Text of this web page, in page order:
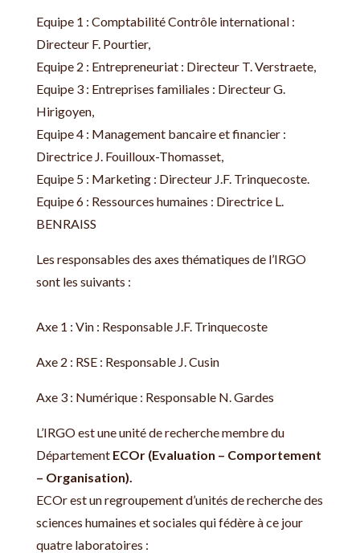
Equipe 1 : Comptabilité Contrôle international :
Directeur F. Pourtier,
Equipe 2 : Entrepreneuriat : Directeur T. Verstraete,
Equipe 3 : Entreprises familiales : Directeur G.
Hirigoyen,
Equipe 4 : Management bancaire et financier :
Directrice J. Fouilloux-Thomasset,
Equipe 5 : Marketing : Directeur J.F. Trinquecoste.
Equipe 6 : Ressources humaines : Directrice L.
BENRAISS
Les responsables des axes thématiques de l’IRGO
sont les suivants :
Axe 1 : Vin : Responsable J.F. Trinquecoste
Axe 2 : RSE : Responsable J. Cusin
Axe 3 : Numérique : Responsable N. Gardes
L’IRGO est une unité de recherche membre du
Département ECOr (Evaluation – Comportement
– Organisation).
ECOr est un regroupement d’unités de recherche des
sciences humaines et sociales qui fédère à ce jour
quatre laboratoires :